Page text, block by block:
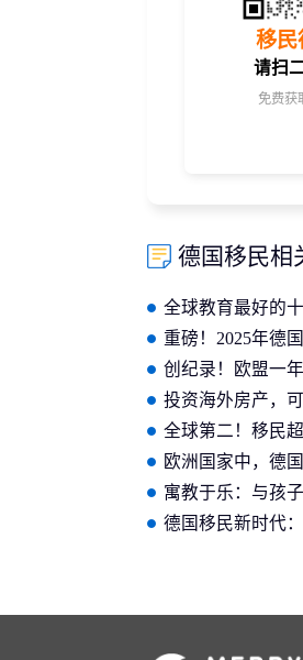
移民
请扫
免费获
德国移民相
全球教育最好的
加拿大第8，第一
重磅！2025年德
申请人的薪资要求
创纪录！欧盟一
卡，中国人占比
投资海外房产，
家
全球第二！移民
家凭什么？
欧洲国家中，德
三
寓教于乐：与孩
民生活
德国移民新时代